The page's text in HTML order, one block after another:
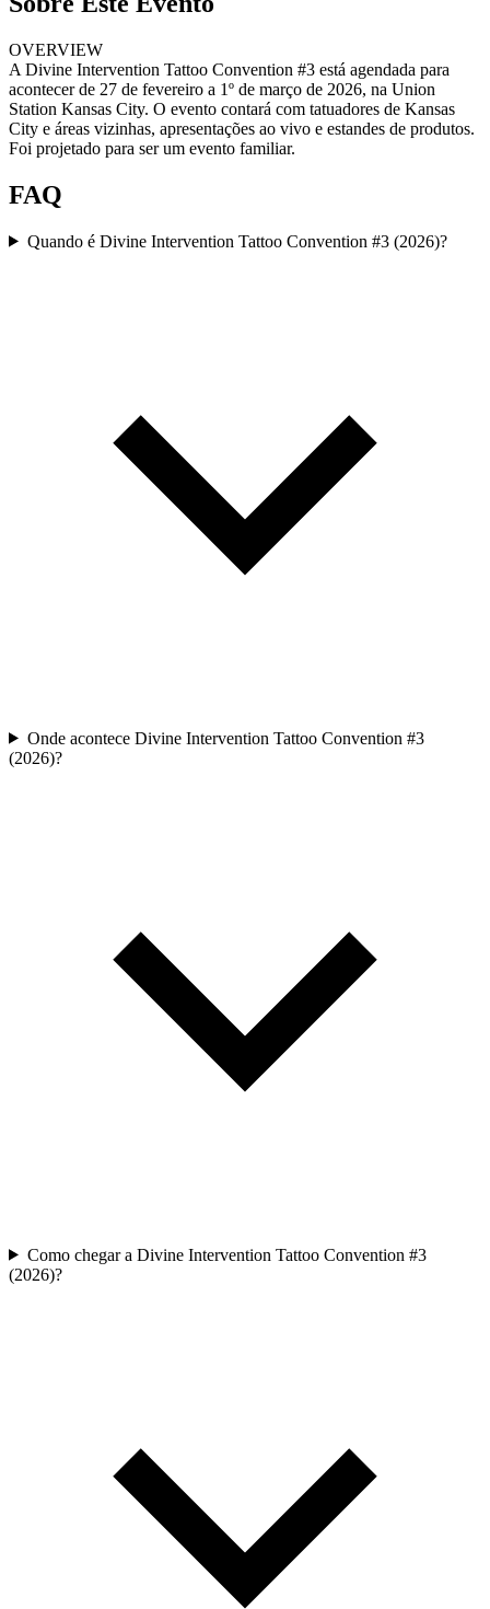
OVERVIEW
A Divine Intervention Tattoo Convention #3 está agendada para
acontecer de 27 de fevereiro a 1º de março de 2026, na Union
Station Kansas City. O evento contará com tatuadores de Kansas
City e áreas vizinhas, apresentações ao vivo e estandes de produtos.
Foi projetado para ser um evento familiar.
FAQ
Quando é Divine Intervention Tattoo Convention #3 (2026)?
Onde acontece Divine Intervention Tattoo Convention #3
(2026)?
Como chegar a Divine Intervention Tattoo Convention #3
(2026)?